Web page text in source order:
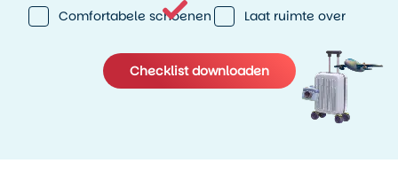
Comfortabele schoenen Laat ruimte over
Checklist downloaden